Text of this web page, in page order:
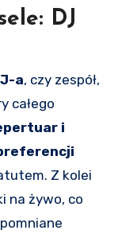
DJ
a, czy zespół,
całego
i
Z kolei
na żywo, co